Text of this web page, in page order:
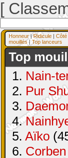
[
Honneur|Ridicule |
mouillés| Top lanceurs
Top
1. Nain-
2. Pur
3.
4.
5. Aïko
6. Corben